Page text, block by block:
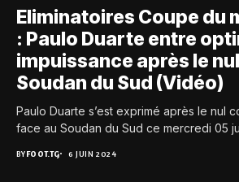
Eliminatoires Coupe du
: Paulo Duarte entre
impuissance après le
Soudan du Sud (Vidéo)
Paulo Duarte s’est exprimé après le nul
face au Soudan du Sud ce mercredi 05
BYFOOT.TG 6 JUIN 2024